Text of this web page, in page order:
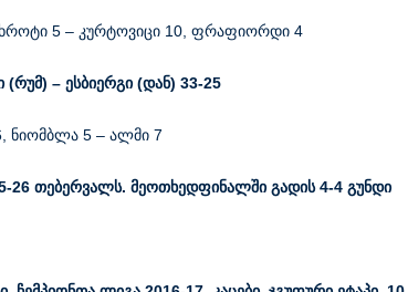
5 – კურტოვიცი 10, ფრაფიორდი 4
(რუმ) – ესბიერგი (დან) 33-25
ნიომბლა 5 – ალმი 7
26 თებერვალს. მეოთხედფინალში გადის 4-4 გუნდი